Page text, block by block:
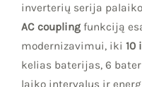
inverterių serija palaiko
AC coupling funkciją
modernizavimui, iki 10
kelias baterijas, 6
laiko intervalus ir